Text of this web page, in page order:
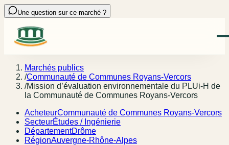
Une question sur ce marché ?
Marchés publics
/Communauté de Communes Royans-Vercors
/Mission d’évaluation environnementale du PLUi-H de
la Communauté de Communes Royans-Vercors
AcheteurCommunauté de Communes Royans-Vercors
SecteurÉtudes / Ingénierie
DépartementDrôme
RégionAuvergne-Rhône-Alpes